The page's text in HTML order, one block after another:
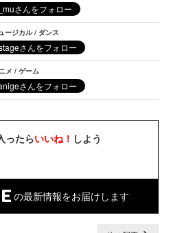
ージカル / ダンス
メ / ゲーム
ったらいいね！ しよう
の最新情報をお届けします